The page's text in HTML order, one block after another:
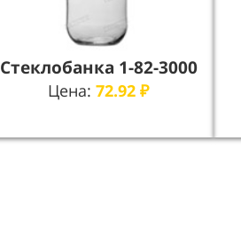
Стеклобанка 1-82-3000
Цена: 72.92 ₽